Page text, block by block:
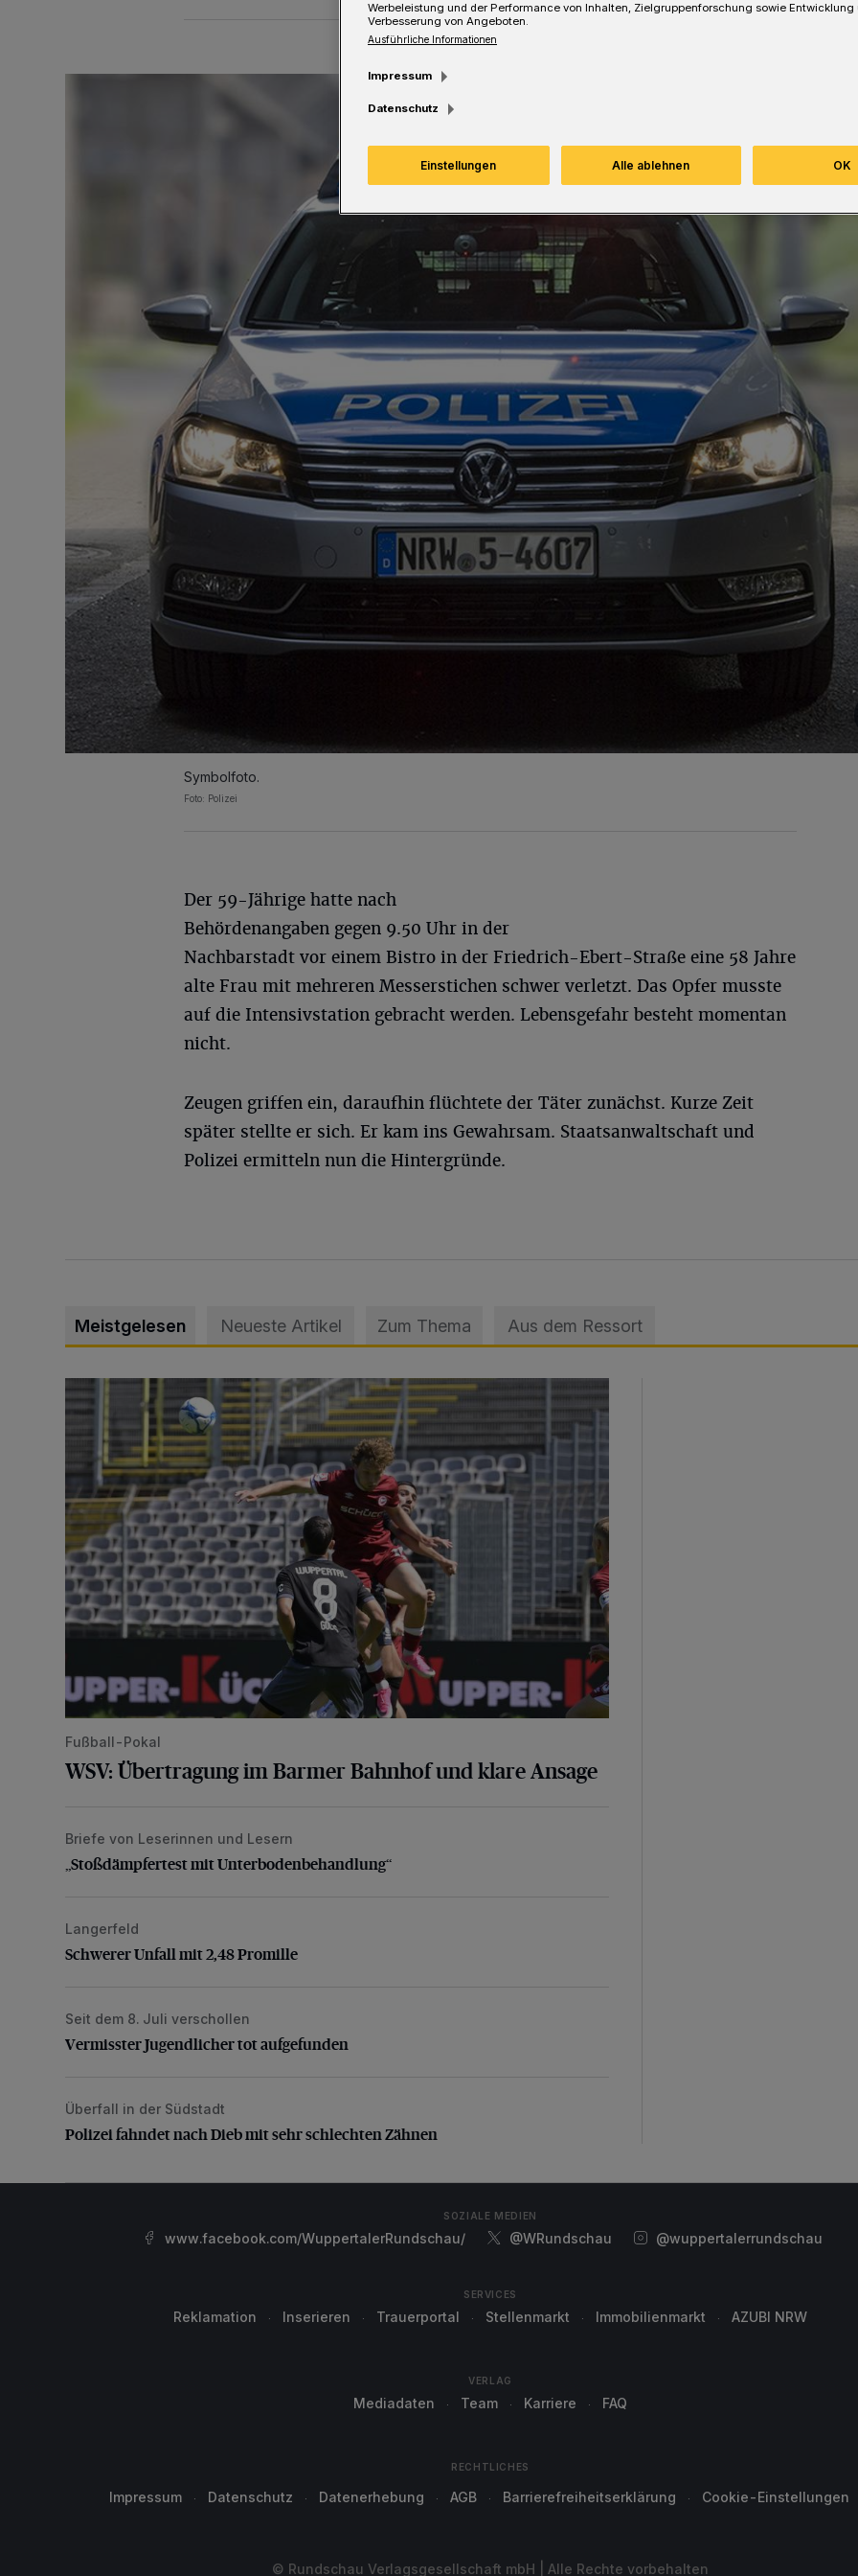
Symbolfoto.
Foto: Polizei
Der 59-Jährige hatte nach
Behördenangaben gegen 9.50 Uhr in der
Nachbarstadt vor einem Bistro in der Friedrich-Ebert-Straße eine 58 Jahre
alte Frau mit mehreren Messerstichen schwer verletzt. Das Opfer musste
auf die Intensivstation gebracht werden. Lebensgefahr besteht momentan
nicht.
Zeugen griffen ein, daraufhin flüchtete der Täter zunächst. Kurze Zeit
später stellte er sich. Er kam ins Gewahrsam. Staatsanwaltschaft und
Polizei ermitteln nun die Hintergründe.
Meistgelesen Neueste Artikel Zum Thema Aus dem Ressort
WSV: Übertragung im Barmer Bahnhof und klare Ansage
Fußball-Pokal
WSV: Übertragung im Barmer Bahnhof und klare Ansage
„Stoßdämpfertest mit Unterbodenbehandlung“
Briefe von Leserinnen und Lesern
„Stoßdämpfertest mit Unterbodenbehandlung“
Schwerer Unfall mit 2,48 Promille
Langerfeld
Schwerer Unfall mit 2,48 Promille
Vermisster Jugendlicher tot aufgefunden
Seit dem 8. Juli verschollen
Vermisster Jugendlicher tot aufgefunden
Polizei fahndet nach Dieb mit sehr schlechten Zähnen
Überfall in der Südstadt
Polizei fahndet nach Dieb mit sehr schlechten Zähnen
SOZIALE MEDIEN
www.facebook.com/WuppertalerRundschau/ @WRundschau @wuppertalerrundschau
SERVICES
Reklamation Inserieren Trauerportal Stellenmarkt Immobilienmarkt AZUBI NRW
VERLAG
Mediadaten Team Karriere FAQ
RECHTLICHES
Impressum Datenschutz Datenerhebung AGB Barrierefreiheitserklärung Cookie-Einstellungen
© Rundschau Verlagsgesellschaft mbH | Alle Rechte vorbehalten
Werbeleistung und der Performance von Inhalten, Zielgruppenforschung sowie Entwicklung
Verbesserung von Angeboten.
Ausführliche Informationen
Impressum
Datenschutz
Einstellungen Alle ablehnen OK